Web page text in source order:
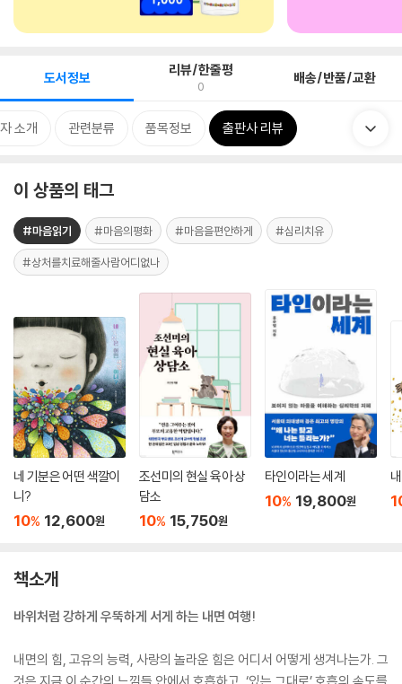
도서정보 리뷰/한줄평
0 배송/반품/교환
소개 관련분류 품목정보 출판사 리뷰
이 상품의 태그
#마음읽기 #마음의평화 #마음을편안하게 #심리치유
#상처를치료해줄사람어디없나
네 기분은 어떤 색깔이
니?
10% 12,600원
조선미의 현실 육아 상
담소
10% 15,750원
타인이라는 세계
10% 19,800원
책소개
바위처럼 강하게 우뚝하게 서게 하는 내면 여행!
내면의 힘, 고유의 능력, 사랑의 놀라운 힘은 어디서 어떻게 생겨나는가. 그